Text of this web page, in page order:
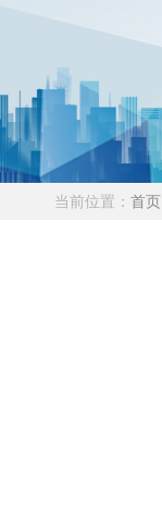
当前位置： 首页